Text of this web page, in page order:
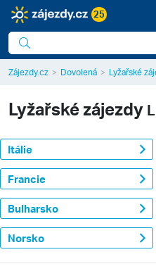
25
Zájezdy.cz Dovolená Lyžařské
Lyžařské zájezdy
Itálie
Francie
Bulharsko
Norsko